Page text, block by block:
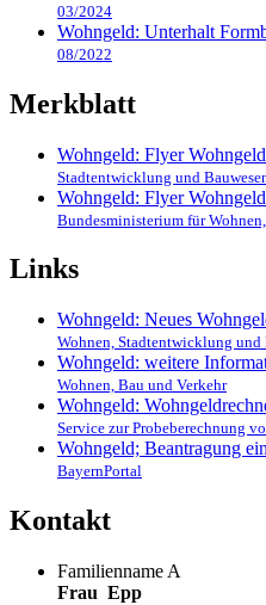
03/2024
Wohngeld: Unterhalt
08/2022
Merkblatt
Wohngeld: Flyer
Stadtentwicklung und
Wohngeld: Flyer
Bundesministerium für
Links
Wohngeld: Neues
Wohnen, Stadtentwicklung und
Wohngeld: weitere
Wohnen, Bau und Verkehr
Wohngeld:
Service zur Probeberechnung
Wohngeld; Beantragung
BayernPortal
Kontakt
Familienname A
Frau Epp